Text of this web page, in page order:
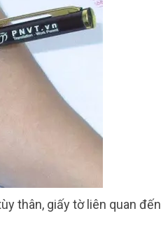
thân, giấy tờ liên quan đến